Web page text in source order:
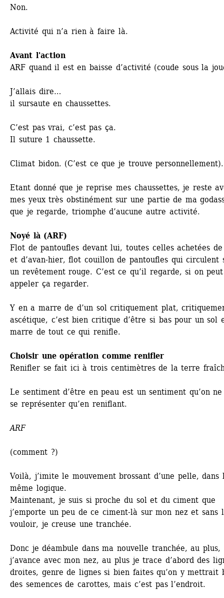
Non.
Activité qui n’a rien à faire là.
Avant l'action
ARF quand il est en baisse d’activité (coude sous la
J’allais dire…
il sursaute en chaussettes.
C’est pas vrai, c’est pas ça.
Il suture 1 chaussette.
Climat bidon. (C’est ce que je trouve personnellement).
Etant donné que je reprise mes chaussettes, je reste
mes yeux très obstinément sur une partie de ma
que je regarde, triomphe d’aucune autre activité.
Noyé là (ARF)
Flot de pantoufles devant lui, toutes celles achetées
et d’avan-hier, flot couillon de pantoufles qui circulent
un revêtement rouge. C’est ce qu’il regarde, si on peut
appeler ça regarder.
Y en a marre de d’un sol critiquement plat,
ascétique, c’est bien critique d’être si bas pour un sol
marre de tout ce qui renifle.
Choisir une opération comme renifler
Renifler se fait ici à trois centimètres de la terre
Le sentiment d’être en peau est un sentiment qu’on
se représenter qu’en reniflant.
ARF
(comment ?)
Voilà, j’imite le mouvement brossant d’une pelle, dans
même logique.
Maintenant, je suis si proche du sol et du ciment que
j’emporte un peu de ce ciment-là sur mon nez et sans
vouloir, je creuse une tranchée.
Donc je déambule dans ma nouvelle tranchée, au plus,
j’avance avec mon nez, au plus je trace d’abord des
droites, genre de lignes si bien faites qu’on y mettrait
des semences de carottes, mais c’est pas l’endroit.